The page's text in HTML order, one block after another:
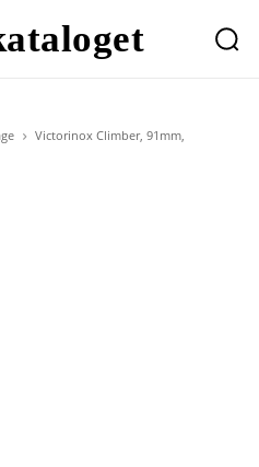
Victorinox Climber, 91mm,